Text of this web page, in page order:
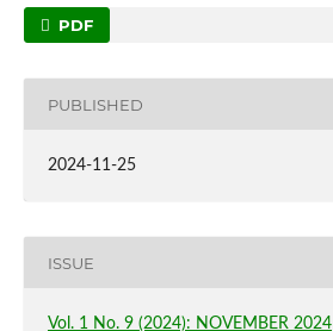
PDF
PUBLISHED
2024-11-25
ISSUE
Vol. 1 No. 9 (2024): NOVEMBER 2024